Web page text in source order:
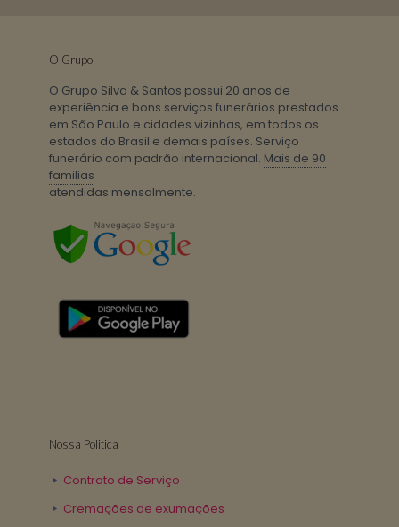
O Grupo
O Grupo Silva & Santos possui 20 anos de
experiência e bons serviços funerários prestados
em São Paulo e cidades vizinhas, em todos os
estados do Brasil e demais países. Serviço
funerário com padrão internacional. Mais de 90
familias
atendidas mensalmente.
Nossa Politica
Contrato de Serviço
Cremações de exumações